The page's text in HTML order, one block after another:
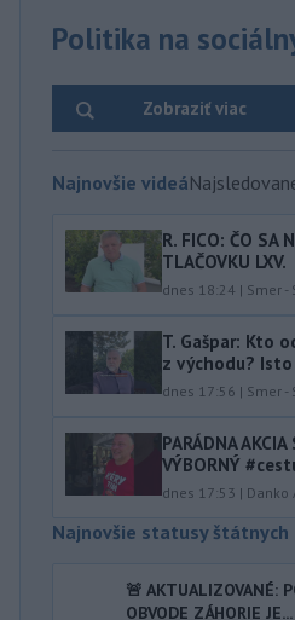
Politika na
Zobraziť viac
Najnovšie videá
R. FICO: ČO SA
TLAČOVKU LXV.
dnes 18:24 | Smer -
T. Gašpar: Kto
z východu? Isto
dnes 17:56 | Smer -
PARÁDNA
VÝBORNÝ
dnes 17:53 | Danko
Najnovšie statusy
🚨 AKTUALIZOVANÉ:
OBVODE ZÁHORIE JE...